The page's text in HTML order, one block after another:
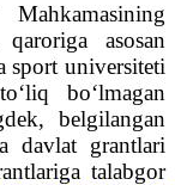
asosan
sport universiteti
bo‘lmagan
belgilangan
davlat grantlari
talabgor